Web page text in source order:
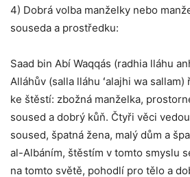
4) Dobrá volba manželky nebo
souseda a prostředku:
Saad bin Abí Waqqás (radhia lláhu
Alláhův (salla lláhu ʻalajhi wa
ke štěstí: zbožná manželka,
soused a dobrý kůň. Čtyři věci
soused, špatná žena, malý dům a
al-Albáním, štěstím v tomto smyslu
na tomto světě, pohodlí pro tělo a